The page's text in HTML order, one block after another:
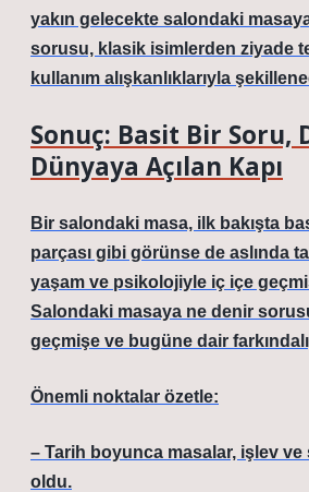
yakın gelecekte salondaki
sorusu, klasik isimlerden ziyade
kullanım alışkanlıklarıyla
Sonuç: Basit Bir Soru,
Dünyaya Açılan Kapı
Bir salondaki masa, ilk bakışta
parçası gibi görünse de aslında
yaşam ve psikolojiyle iç içe
Salondaki masaya ne denir
geçmişe ve bugüne dair
Önemli noktalar özetle:
– Tarih boyunca masalar, işlev
oldu.